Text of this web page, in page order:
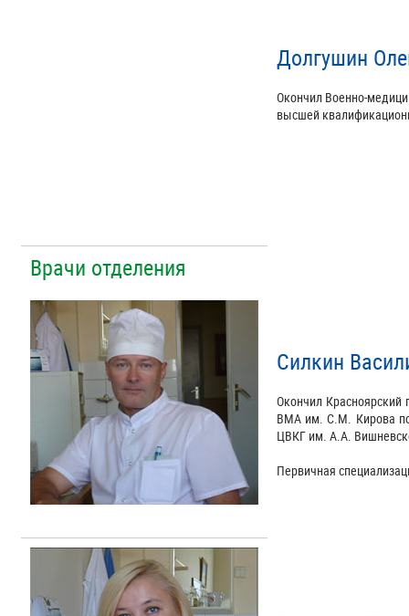
Долгушин
Окончил Военно-
высшей
Врачи отделения
Силкин
Окончил Красноярский
ВМА им. С.М. Кирова по
ЦВКГ им. А.А.
Первичная